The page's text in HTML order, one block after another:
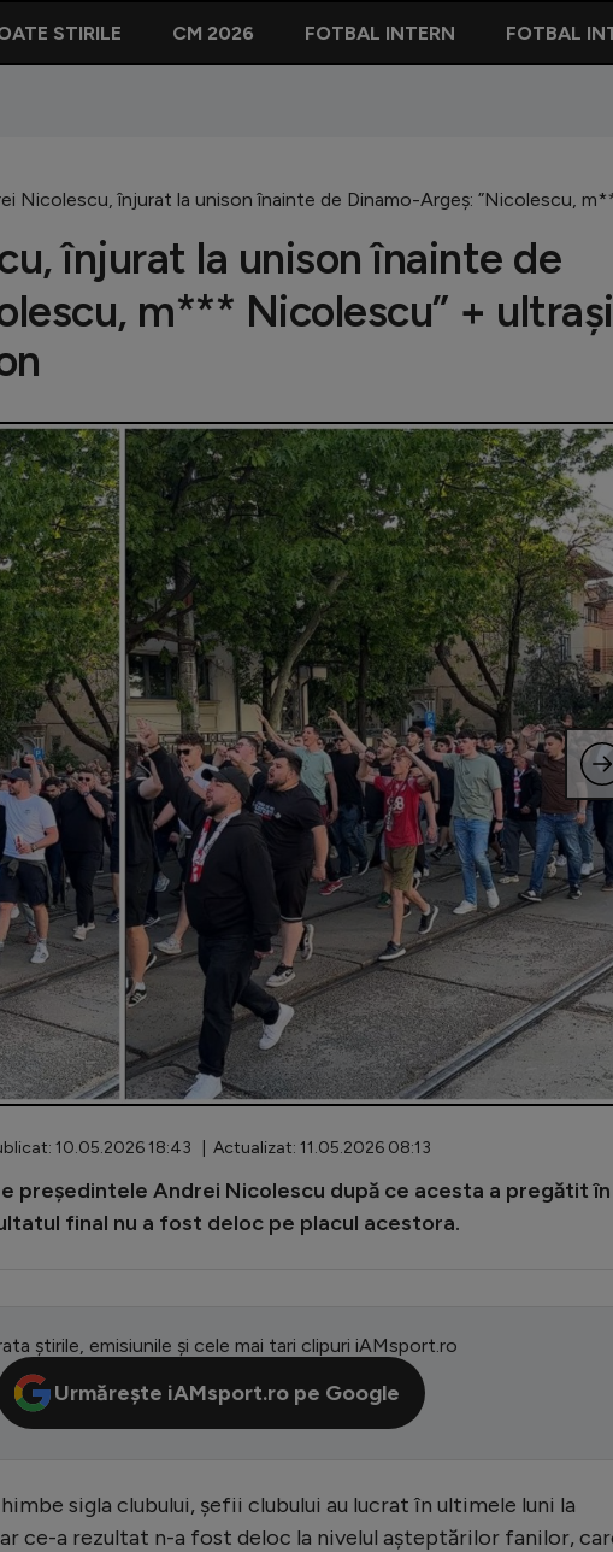
STIRILE CM 2026 FOTBAL INTERN FOTBAL
Nicolescu, înjurat la unison înainte de Dinamo-Argeș: ”Nicolescu,
înjurat la unison înainte de
m*** Nicolescu” +
10.05.2026 18:43 | Actualizat: 11.05.2026 08:13
președintele Andrei Nicolescu după ce acesta a pregătit în
final nu a fost deloc pe placul acestora.
știrile, emisiunile și cele mai tari clipuri iAMsport.ro
Urmărește iAMsport.ro pe Google
sigla clubului, șefii clubului au lucrat în ultimele luni la
ce-a rezultat n-a fost deloc la nivelul așteptărilor fanilor,